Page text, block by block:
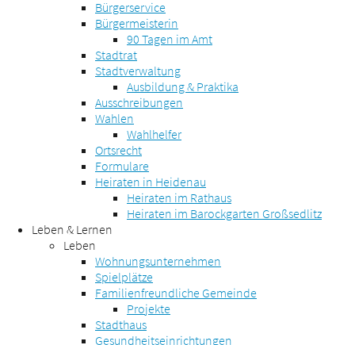
Bürgerservice
Bürgermeisterin
90 Tagen im Amt
Stadtrat
Stadtverwaltung
Ausbildung & Praktika
Ausschreibungen
Wahlen
Wahlhelfer
Ortsrecht
Formulare
Heiraten in Heidenau
Heiraten im Rathaus
Heiraten im Barockgarten Großsedlitz
Leben & Lernen
Leben
Wohnungsunternehmen
Spielplätze
Familienfreundliche Gemeinde
Projekte
Stadthaus
Gesundheitseinrichtungen